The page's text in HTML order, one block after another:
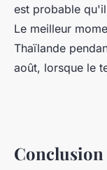
est probable
Le meilleur
Thaïlande
août, lorsque le
Conclusion